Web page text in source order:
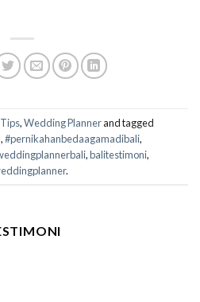
Tips,Wedding Plannerand tagged
,#pernikahanbedaagamadibali,
,balitestimoni,
.